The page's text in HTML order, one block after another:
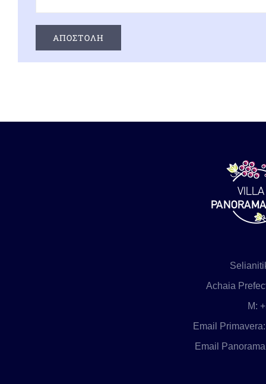
Achaia
M:
Email Primavera
Email Panorama